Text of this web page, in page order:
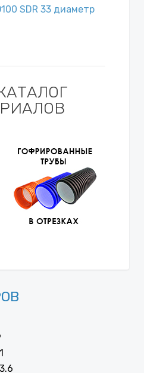
SDR 33 диаметр